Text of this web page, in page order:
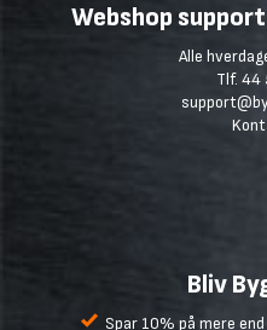
Webshop
Alle
Tlf. 44
Bliv
Spar 10% på mere